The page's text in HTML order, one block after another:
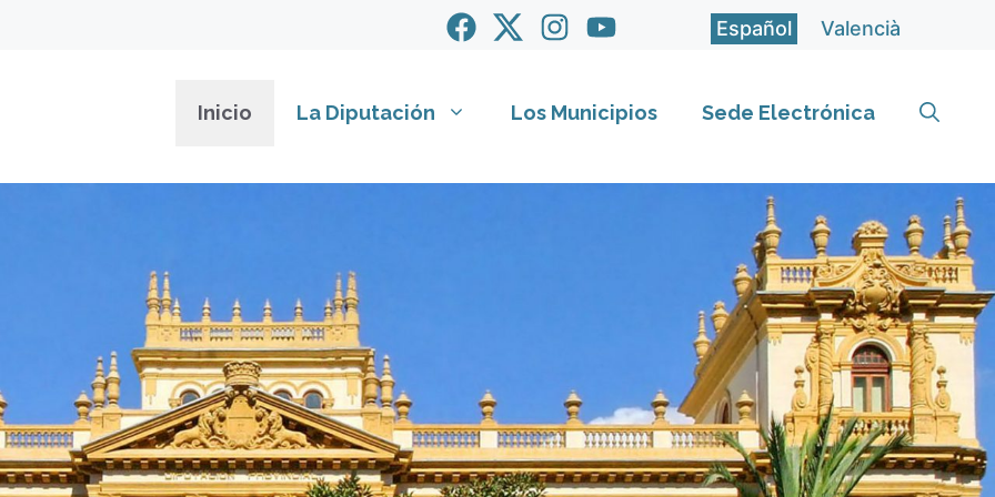
Español Valencià
Inicio La Diputación Los Municipios Sede Electrónica